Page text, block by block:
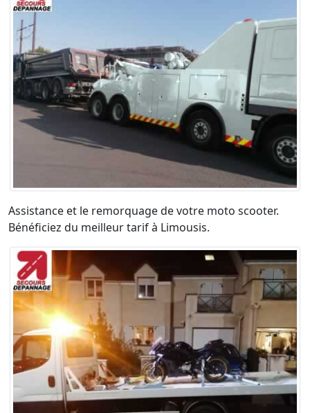
Assistance et le remorquage de votre moto scooter.
Bénéficiez du meilleur tarif à Limousis.